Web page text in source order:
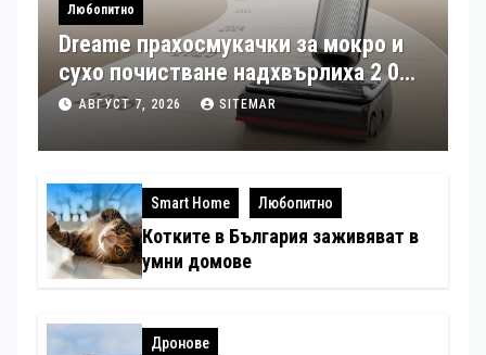
Любопитно
Dreame прахосмукачки за мокро и
сухо почистване надхвърлиха 2 000
патентни заявки в световен мащаб
АВГУСТ 7, 2026 SITEMAR
Smart Home Любопитно
Котките в България заживяват в
умни домове
Дронове